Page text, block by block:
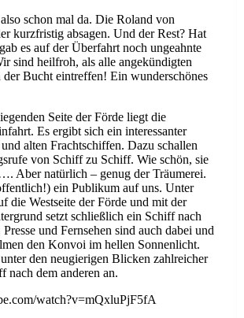
schon mal da. Die Roland von
kurzfristig absagen. Und der Rest? Hat
es auf der Überfahrt noch ungeahnte
sind heilfroh, als alle angekündigten
Bucht eintreffen! Ein wunderschönes
Seite der Förde liegt die
Es ergibt sich ein interessanter
alten Frachtschiffen. Dazu schallen
von Schiff zu Schiff. Wie schön, sie
Aber natürlich – genug der Träumerei.
ein Publikum auf uns. Unter
die Westseite der Förde und mit der
setzt schließlich ein Schiff nach
und Fernsehen sind auch dabei und
den Konvoi im hellen Sonnenlicht.
den neugierigen Blicken zahlreicher
nach dem anderen an.
watch?v=mQxluPjF5fA